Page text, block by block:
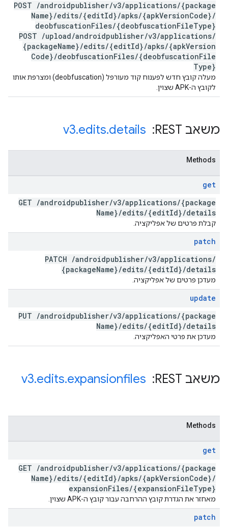
POST /androidpublisher/v3/applications/{package
Name}/edits/{editId}/apks/{apkVersionCode}/
deobfuscationFiles/{deobfuscationFileType}
POST /upload/androidpublisher/v3/applications/
{packageName}/edits/{editId}/apks/{apkVersion
Code}/deobfuscationFiles/{deobfuscationFile
Type}
מעלה קובץ חדש לפענוח קוד מעורפל (deobfuscation) ומצרפת אותו
לקובץ ה-APK שצוין.
משאב REST: ‏ v3.edits.details
Methods
get
GET /androidpublisher/v3/applications/{package
Name}/edits/{editId}/details
קבלת פרטים של אפליקציה.
patch
PATCH /androidpublisher/v3/applications/
{packageName}/edits/{editId}/details
מעדכן פרטים של אפליקציה.
update
PUT /androidpublisher/v3/applications/{package
Name}/edits/{editId}/details
מעדכן את פרטי האפליקציה.
משאב REST: ‏ v3.edits.expansionfiles
Methods
get
GET /androidpublisher/v3/applications/{package
Name}/edits/{editId}/apks/{apkVersionCode}/
expansionFiles/{expansionFileType}
מאחזר את הגדרת קובץ ההרחבה עבור קובץ ה-APK שצוין.
patch